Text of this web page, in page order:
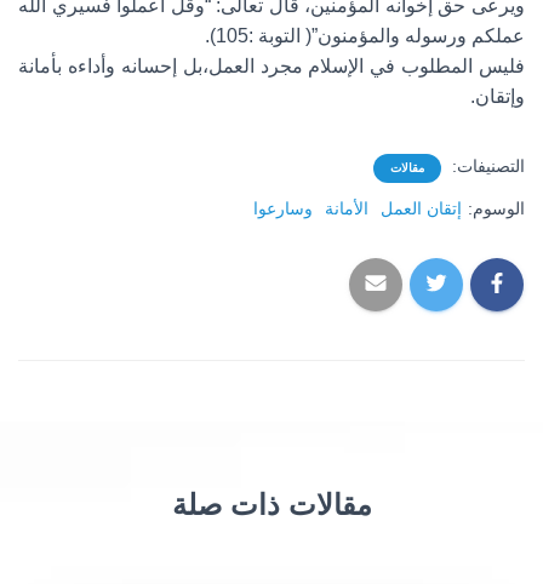
ويرعى حق إخوانه المؤمنين، قال تعالى: “وقل اعملوا فسيري الله
عملكم ورسوله والمؤمنون”( التوبة :105).
فليس المطلوب في الإسلام مجرد العمل،بل إحسانه وأداءه بأمانة
وإتقان.
التصنيفات: مقالات
الوسوم: إتقان العمل الأمانة وسارعوا
مقالات ذات صلة